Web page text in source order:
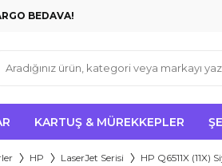
BEDAVA!
KARTUŞ & MÜREKKEPLER
HP LaserJet Serisi HP Q6511X (11X)